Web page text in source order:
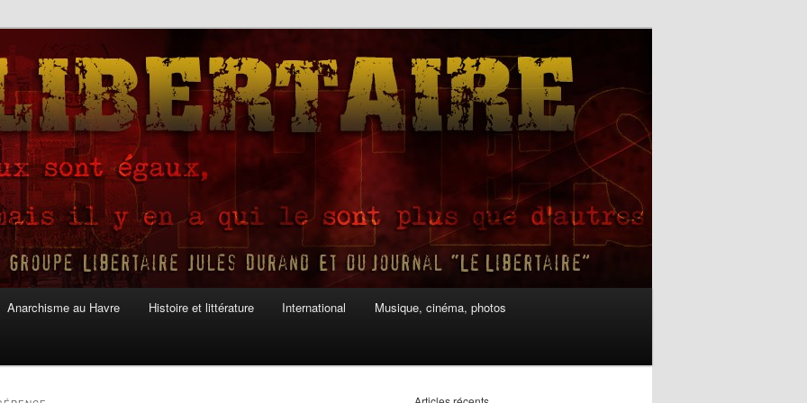
Anarchisme au Havre Histoire et littérature International Musique, cinéma, photos